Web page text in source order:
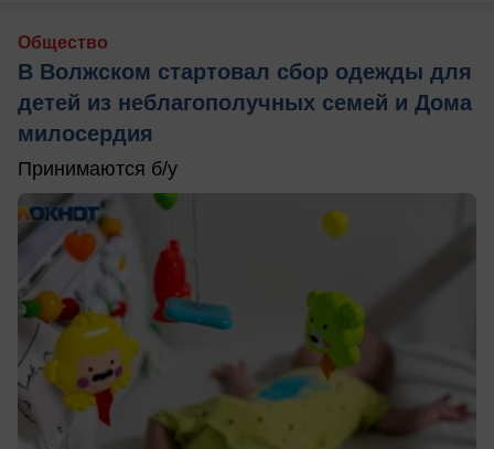
Общество
В Волжском стартовал сбор одежды для
детей из неблагополучных семей и Дома
милосердия
Принимаются б/у